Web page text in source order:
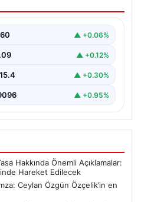
iyi filmleri
▲ +0.06%
▲ +0.12%
▲ +0.30%
▲ +0.95%
Hakkında Önemli Açıklamalar:
Hareket Edilecek
Ceylan Özgün Özçelik’in en